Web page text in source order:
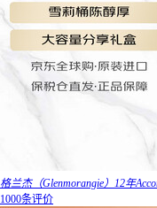
格兰杰（Glenmorangie）12年
1000条评价